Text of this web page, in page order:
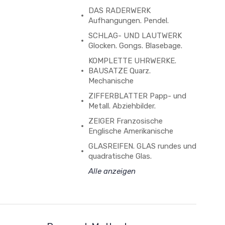
DAS RADERWERK
Aufhangungen. Pendel.
SCHLAG- UND LAUTWERK
Glocken. Gongs. Blasebage.
KOMPLETTE UHRWERKE.
BAUSATZE Quarz.
Mechanische
ZIFFERBLATTER Papp- und
Metall. Abziehbilder.
ZEIGER Franzosische
Englische Amerikanische
GLASREIFEN. GLAS rundes und
quadratische Glas.
Alle anzeigen